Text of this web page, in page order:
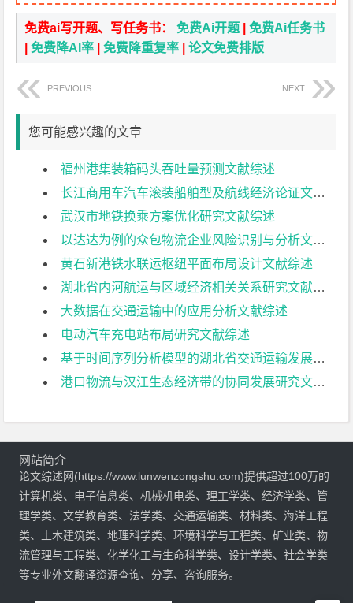
免费ai写开题、写任务书：免费Ai开题 |免费Ai任务书
|免费降AI率 |免费降重复率 |论文免费排版
PREVIOUS NEXT
您可能感兴趣的文章
福州港集装箱码头吞吐量预测文献综述
长江商用车汽车滚装船舶型及航线经济论证文献综述
武汉市地铁换乘方案优化研究文献综述
以达达为例的众包物流企业风险识别与分析文献综述
黄石新港铁水联运枢纽平面布局设计文献综述
湖北省内河航运与区域经济相关关系研究文献综述
大数据在交通运输中的应用分析文献综述
电动汽车充电站布局研究文献综述
基于时间序列分析模型的湖北省交通运输发展分析与预测文献综述
港口物流与汉江生态经济带的协同发展研究文献综述
网站简介
论文综述网(https://www.lunwenzongshu.com)提供超过100万的
计算机类、电子信息类、机械机电类、理工学类、经济学类、管
理学类、文学教育类、法学类、交通运输类、材料类、海洋工程
类、土木建筑类、地理科学类、环境科学与工程类、矿业类、物
流管理与工程类、化学化工与生命科学类、设计学类、社会学类
等专业外文翻译资源查询、分享、咨询服务。